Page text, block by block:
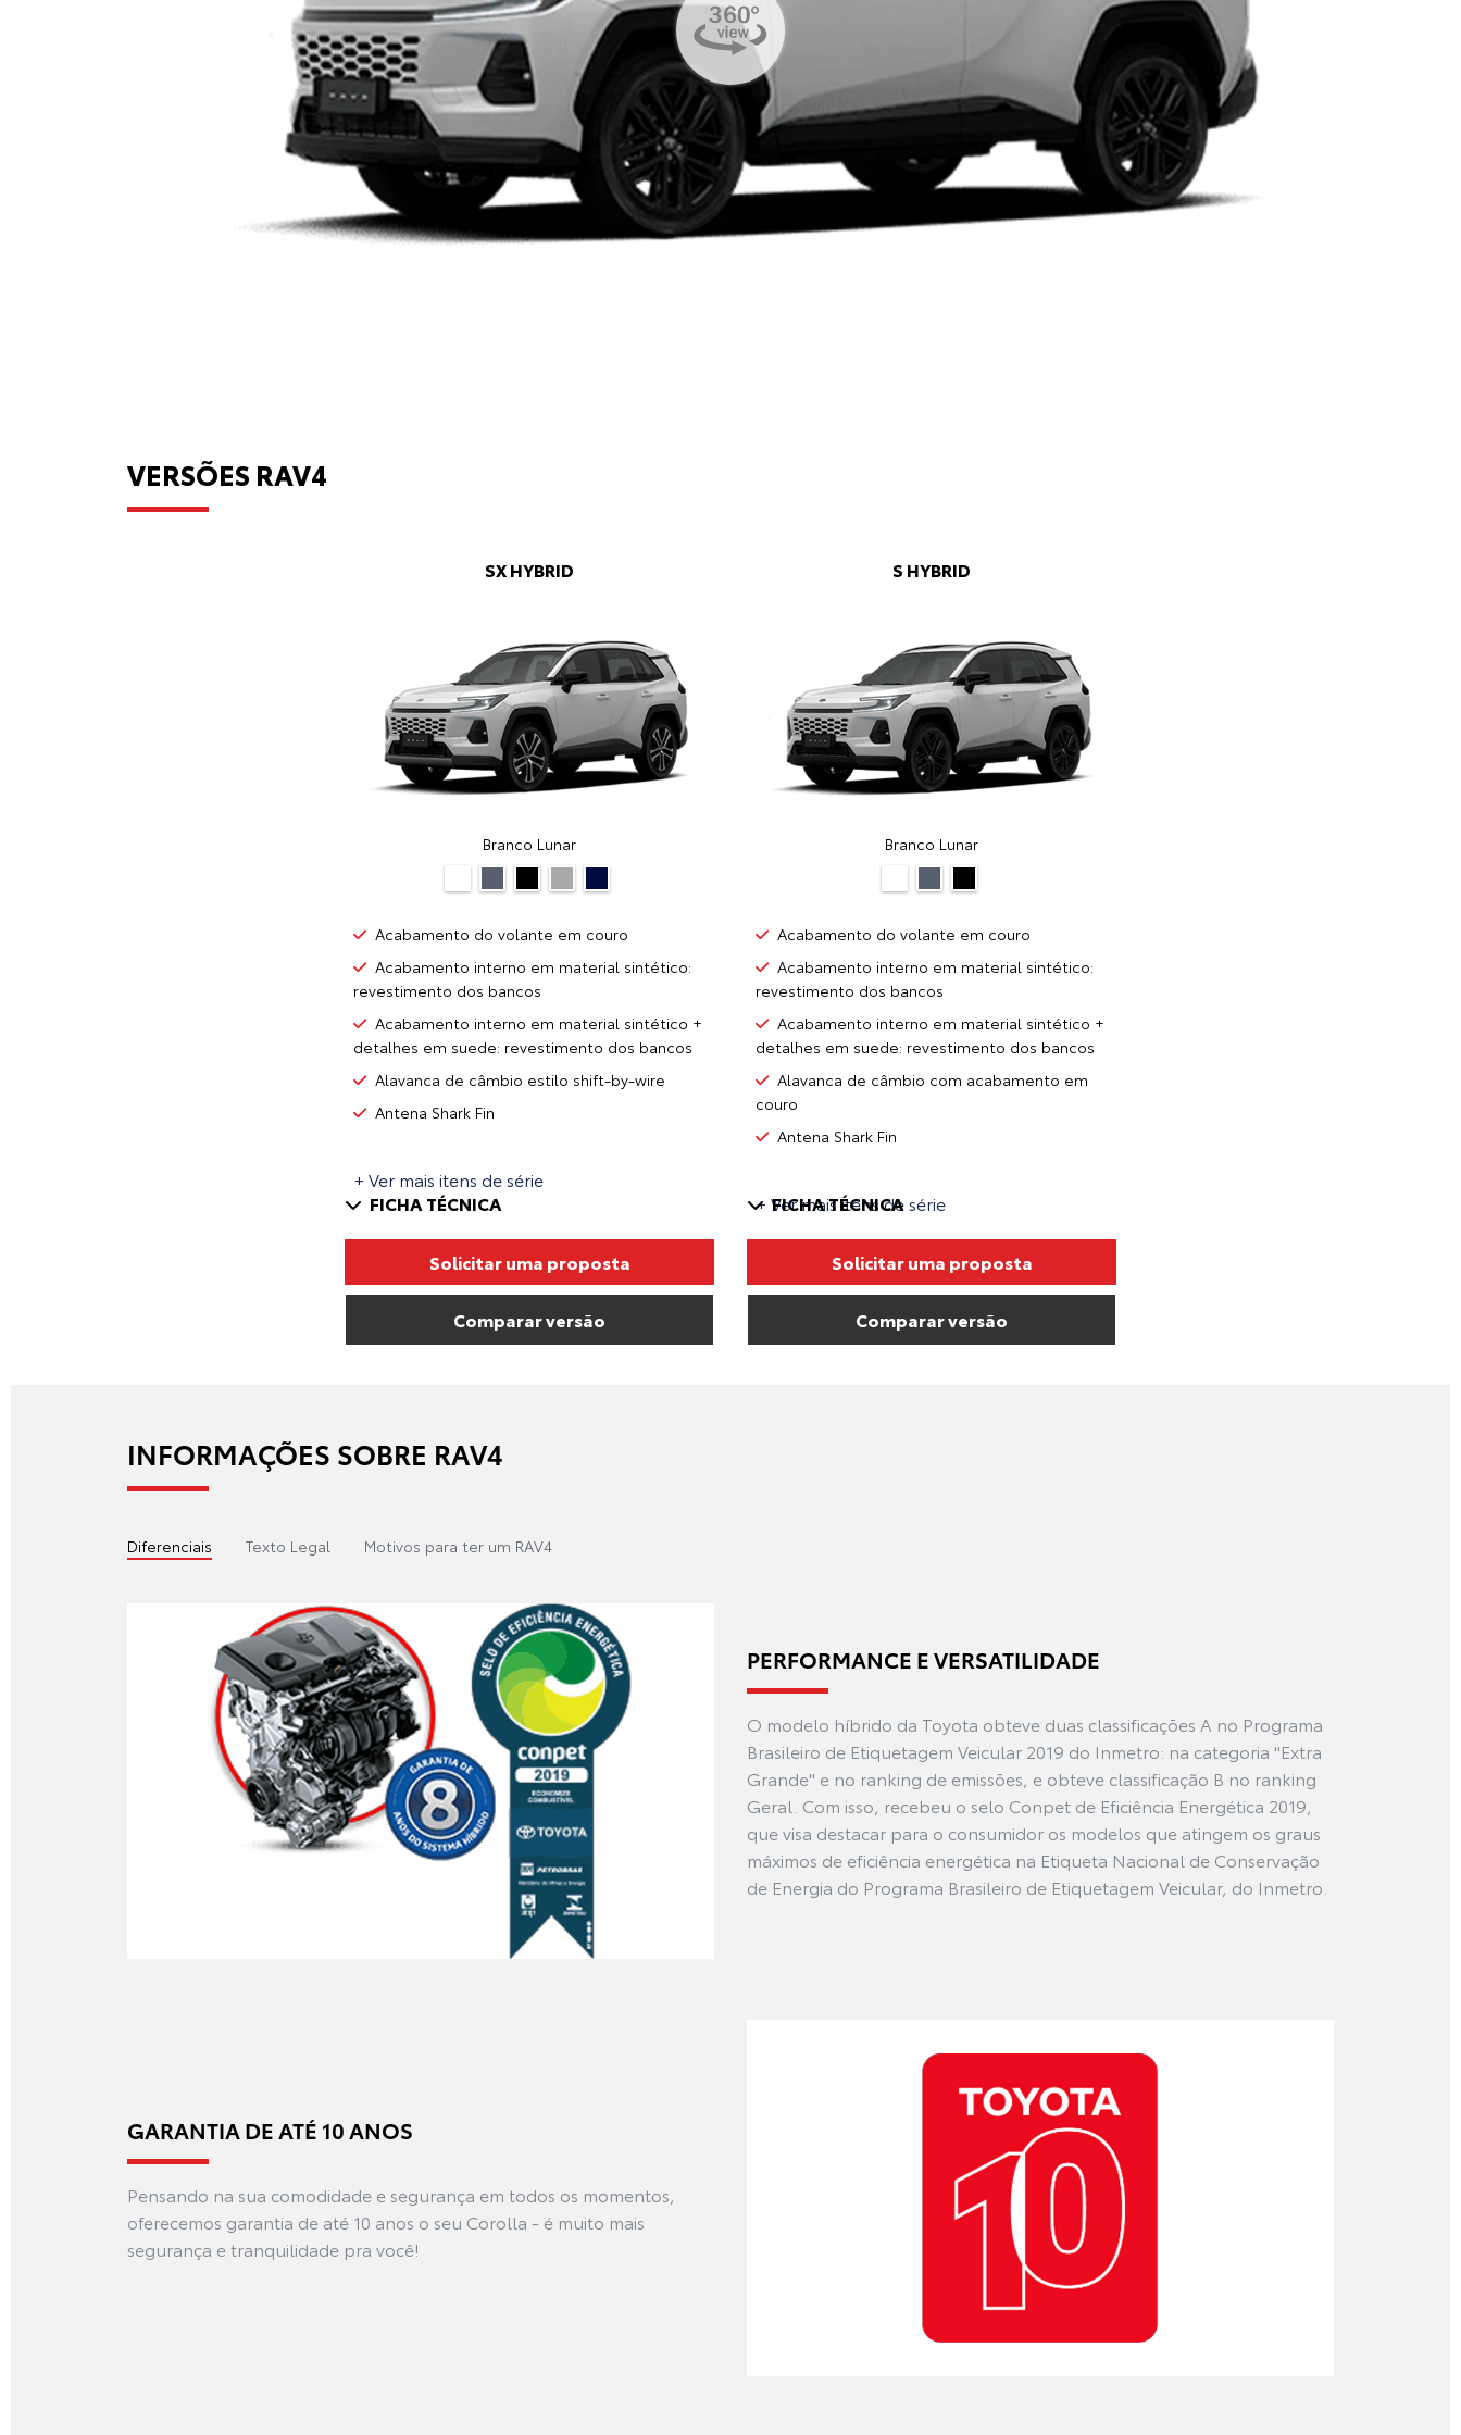
VERSÕES RAV4
SX HYBRID
Branco Lunar
Acabamento do volante em couro
Acabamento interno em material sintético:
revestimento dos bancos
Acabamento interno em material sintético +
detalhes em suede: revestimento dos bancos
Alavanca de câmbio estilo shift-by-wire
Antena Shark Fin
+ Ver mais itens de série
FICHA TÉCNICA
Solicitar uma proposta
Comparar versão
S HYBRID
Branco Lunar
Acabamento do volante em couro
Acabamento interno em material sintético:
revestimento dos bancos
Acabamento interno em material sintético +
detalhes em suede: revestimento dos bancos
Alavanca de câmbio com acabamento em
couro
Antena Shark Fin
+ Ver mais itens de série
FICHA TÉCNICA
Solicitar uma proposta
Comparar versão
INFORMAÇÕES SOBRE RAV4
Diferenciais Texto Legal Motivos para ter um RAV4
PERFORMANCE E VERSATILIDADE
O modelo híbrido da Toyota obteve duas classificações A no Programa
Brasileiro de Etiquetagem Veicular 2019 do Inmetro: na categoria "Extra
Grande" e no ranking de emissões, e obteve classificação B no ranking
Geral. Com isso, recebeu o selo Conpet de Eficiência Energética 2019,
que visa destacar para o consumidor os modelos que atingem os graus
máximos de eficiência energética na Etiqueta Nacional de Conservação
de Energia do Programa Brasileiro de Etiquetagem Veicular, do Inmetro.
GARANTIA DE ATÉ 10 ANOS
Pensando na sua comodidade e segurança em todos os momentos,
oferecemos garantia de até 10 anos o seu Corolla - é muito mais
segurança e tranquilidade pra você!